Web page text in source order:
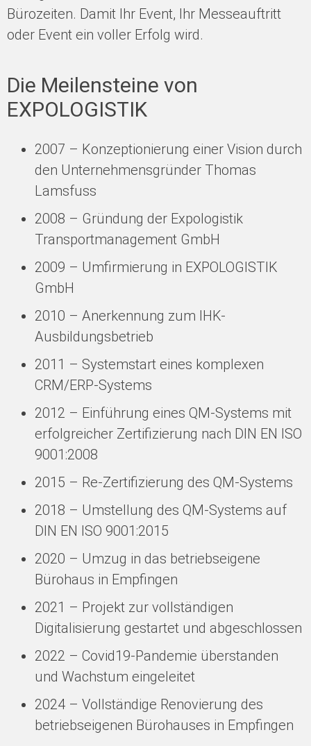
Bürozeiten. Damit Ihr Event, Ihr Messeauftritt
oder Event ein voller Erfolg wird.
Die Meilensteine von
EXPOLOGISTIK
2007 – Konzeptionierung einer Vision durch
den Unternehmensgründer Thomas
Lamsfuss
2008 – Gründung der Expologistik
Transportmanagement GmbH
2009 – Umfirmierung in EXPOLOGISTIK
GmbH
2010 – Anerkennung zum IHK-
Ausbildungsbetrieb
2011 – Systemstart eines komplexen
CRM/ERP-Systems
2012 – Einführung eines QM-Systems mit
erfolgreicher Zertifizierung nach DIN EN ISO
9001:2008
2015 – Re-Zertifizierung des QM-Systems
2018 – Umstellung des QM-Systems auf
DIN EN ISO 9001:2015
2020 – Umzug in das betriebseigene
Bürohaus in Empfingen
2021 – Projekt zur vollständigen
Digitalisierung gestartet und abgeschlossen
2022 – Covid19-Pandemie überstanden
und Wachstum eingeleitet
2024 – Vollständige Renovierung des
betriebseigenen Bürohauses in Empfingen